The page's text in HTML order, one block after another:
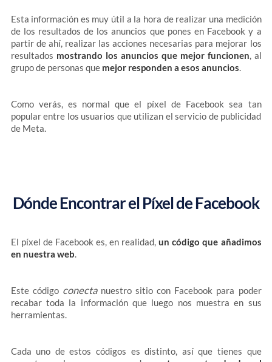
Esta información es muy útil a la hora de realizar una medición
de los resultados de los anuncios que pones en Facebook y a
partir de ahí, realizar las acciones necesarias para mejorar los
resultados mostrando los anuncios que mejor funcionen, al
grupo de personas que mejor responden a esos anuncios.
Como verás, es normal que el píxel de Facebook sea tan
popular entre los usuarios que utilizan el servicio de publicidad
de Meta.
Dónde Encontrar el Píxel de Facebook
El píxel de Facebook es, en realidad,un código que añadimos
en nuestra web.
Este código conectanuestro sitio con Facebook para poder
recabar toda la información que luego nos muestra en sus
herramientas.
Cada uno de estos códigos es distinto, así que tienes que